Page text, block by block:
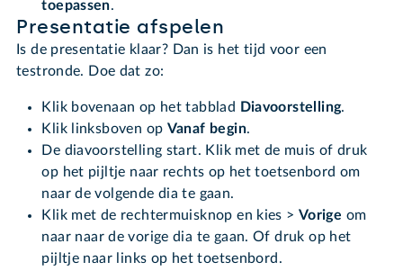
toepassen.
Presentatie afspelen
Is de presentatie klaar? Dan is het tijd voor een
testronde. Doe dat zo:
Klik bovenaan op het tabblad Diavoorstelling.
Klik linksboven op Vanaf begin.
De diavoorstelling start. Klik met de muis of druk
op het pijltje naar rechts op het toetsenbord om
naar de volgende dia te gaan.
Klik met de rechtermuisknop en kies > Vorige om
naar naar de vorige dia te gaan. Of druk op het
pijltje naar links op het toetsenbord.